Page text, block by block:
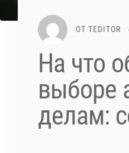
ОТ TEDITOR
На что
выборе
делам: